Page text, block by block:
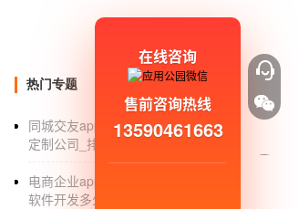
价格是多少
1.只能开发前端小程序。没有后台，成本会
2.价格偏高，价格肯定会降很多。但是你可能
3.与网通合作小程序开发
热门专题
同城交友app开发_同城交友app开发
定制公司_排行_外包
电商企业app软件开发_电商企业app
软件开发多少钱_公司
在线咨询
售前咨询热线
13590461663